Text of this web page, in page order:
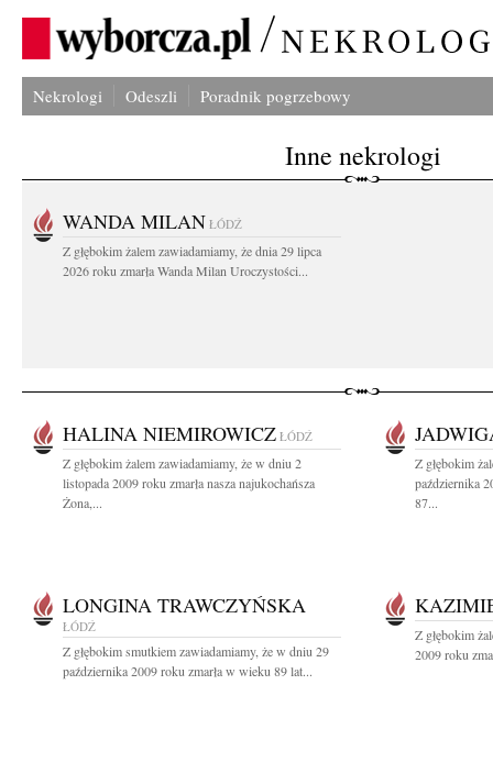
Nekrologi Odeszli Poradnik pogrzebowy
Inne nekrologi
WANDA MILAN ŁÓDŹ
Z głębokim żalem zawiadamiamy, że dnia 29 lipca
2026 roku zmarła Wanda Milan Uroczystości...
HALINA NIEMIROWICZ ŁÓDŹ
Z głębokim żalem zawiadamiamy, że w dniu 2
listopada 2009 roku zmarła nasza najukochańsza
Żona,...
Z głębokim
października
87...
LONGINA TRAWCZYŃSKA
ŁÓDŹ
Z głębokim smutkiem zawiadamiamy, że w dniu 29
października 2009 roku zmarła w wieku 89 lat...
Z głębokim
2009 roku